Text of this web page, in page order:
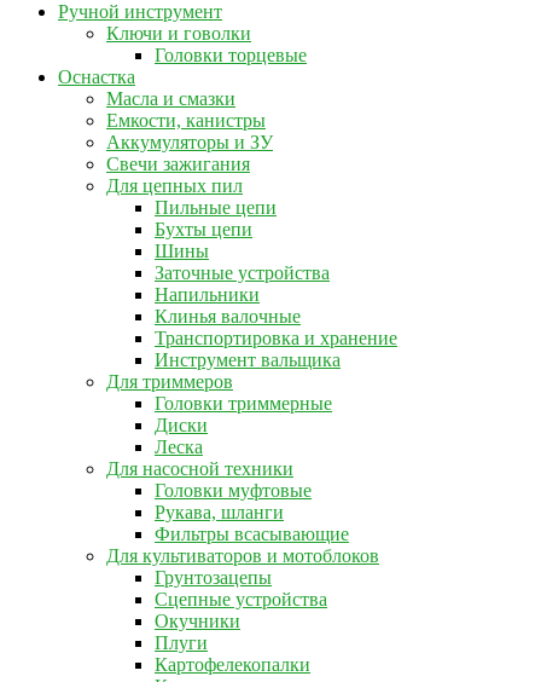
Ручной инструмент
Ключи и говолки
Головки торцевые
Оснастка
Масла и смазки
Емкости, канистры
Аккумуляторы и ЗУ
Свечи зажигания
Для цепных пил
Пильные цепи
Бухты цепи
Шины
Заточные устройства
Напильники
Клинья валочные
Транспортировка и хранение
Инструмент вальщика
Для триммеров
Головки триммерные
Диски
Леска
Для насосной техники
Головки муфтовые
Рукава, шланги
Фильтры всасывающие
Для культиваторов и мотоблоков
Грунтозацепы
Сцепные устройства
Окучники
Плуги
Картофелекопалки